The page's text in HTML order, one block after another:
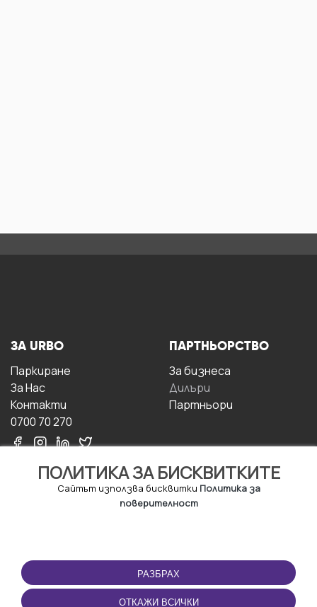
ПОЛИТИКА ЗА БИСКВИТКИТЕ
Сайтът използва бисквитки Политика за
поверителност
РАЗБРАХ
ОТКАЖИ ВСИЧКИ
ЗА URBO
Паркиране
За Hас
Контакти
0700 70 270
ПАРТНЬОРСТВО
За бизнесa
Дилъри
Партньори
ПОЛЗВАНЕ
Правила и условия за
ползване
ПРИЛОЖЕНИЕТО